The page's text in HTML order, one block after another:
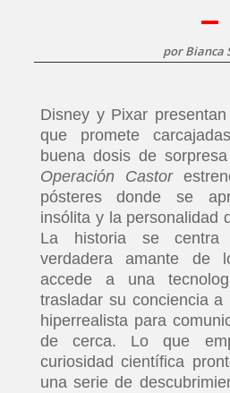
porBianca
Disney y Pixar
que promete
buena dosis de
Operación Castor
pósteres donde se
insólita y la personalidad
La historia se
verdadera amante de
accede a una
trasladar su conciencia
hiperrealista para
de cerca. Lo que
curiosidad científica
una serie de